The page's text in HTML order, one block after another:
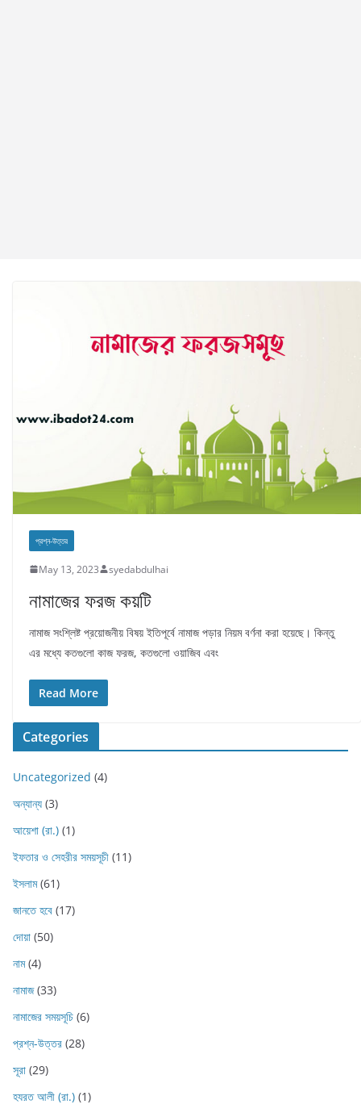
প্রশ্ন-উত্তর
May 13, 2023 syedabdulhai
নামাজের ফরজ কয়টি
নামাজ সংশ্লিষ্ট প্রয়োজনীয় বিষয় ইতিপূর্বে নামাজ পড়ার নিয়ম বর্ণনা করা হয়েছে। কিন্তু
এর মধ্যে কতগুলো কাজ ফরজ, কতগুলো ওয়াজিব এবং
Read More
Categories
Uncategorized (4)
অন্যান্য (3)
আয়েশা (রা.) (1)
ইফতার ও সেহরীর সময়সূচী (11)
ইসলাম(61)
জানতে হবে (17)
দোয়া (50)
নাম(4)
নামাজ(33)
নামাজের সময়সূচি (6)
প্রশ্ন-উত্তর (28)
সূরা (29)
হযরত আলী (রা.) (1)